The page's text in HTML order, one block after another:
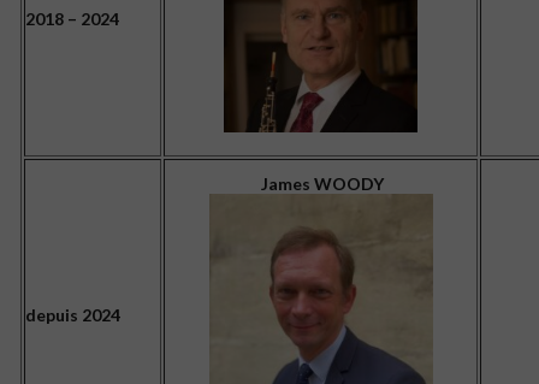
2018 – 2024
depuis 2024
James WOODY